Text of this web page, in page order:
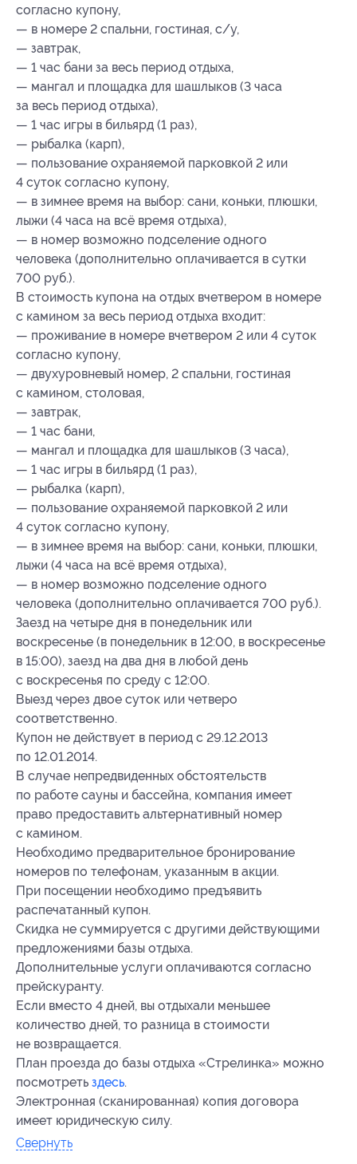
согласно купону,
— в номере 2 спальни, гостиная, с/у,
— завтрак,
— 1 час бани за весь период отдыха,
— мангал и площадка для шашлыков (3 часа
за весь период отдыха),
— 1 час игры в бильярд (1 раз),
— рыбалка (карп),
— пользование охраняемой парковкой 2 или
4 суток согласно купону,
— в зимнее время на выбор: сани, коньки, плюшки,
лыжи (4 часа на всё время отдыха),
— в номер возможно подселение одного
человека (дополнительно оплачивается в сутки
700 руб.).
В стоимость купона на отдых вчетвером в номере
с камином за весь период отдыха входит:
— проживание в номере вчетвером 2 или 4 суток
согласно купону,
— двухуровневый номер, 2 спальни, гостиная
с камином, столовая,
— завтрак,
— 1 час бани,
— мангал и площадка для шашлыков (3 часа),
— 1 час игры в бильярд (1 раз),
— рыбалка (карп),
— пользование охраняемой парковкой 2 или
4 суток согласно купону,
— в зимнее время на выбор: сани, коньки, плюшки,
лыжи (4 часа на всё время отдыха),
— в номер возможно подселение одного
человека (дополнительно оплачивается 700 руб.).
Заезд на четыре дня в понедельник или
воскресенье (в понедельник в 12:00, в воскресенье
в 15:00), заезд на два дня в любой день
с воскресенья по среду с 12:00.
Выезд через двое суток или четверо
соответственно.
Купон не действует в период с 29.12.2013
по 12.01.2014.
В случае непредвиденных обстоятельств
по работе сауны и бассейна, компания имеет
право предоставить альтернативный номер
с камином.
Необходимо предварительное бронирование
номеров по телефонам, указанным в акции.
При посещении необходимо предъявить
распечатанный купон.
Скидка не суммируется с другими действующими
предложениями базы отдыха.
Дополнительные услуги оплачиваются согласно
прейскуранту.
Если вместо 4 дней, вы отдыхали меньшее
количество дней, то разница в стоимости
не возвращается.
План проезда до базы отдыха «Стрелинка» можно
посмотреть здесь.
Электронная (сканированная) копия договора
имеет юридическую силу.
Свернуть